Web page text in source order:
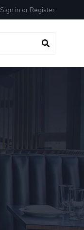
Sign in or Register